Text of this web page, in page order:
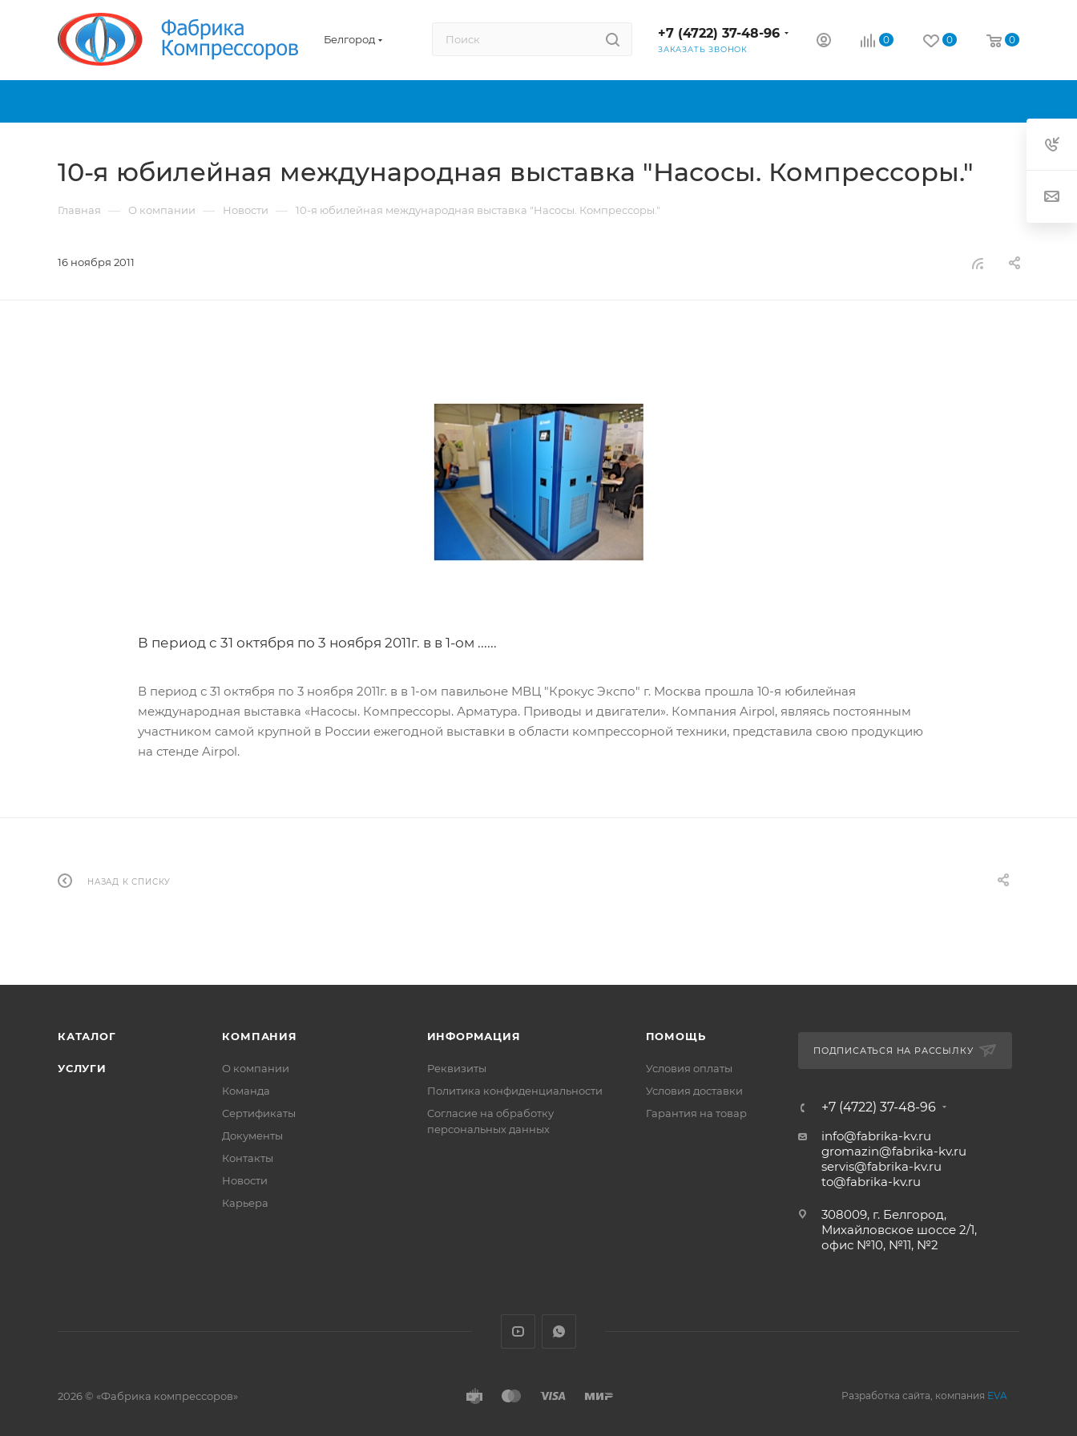
Белгород +7 (4722) 37-48-96
ЗАКАЗАТЬ ЗВОНОК
0 0 0
10-я юбилейная международная выставка "Насосы. Компрессоры."
Главная — О компании — Новости — 10-я юбилейная международная выставка "Насосы. Компрессоры."
16 ноября 2011
В период с 31 октября по 3 ноября 2011г. в в 1-ом ......
В период с 31 октября по 3 ноября 2011г. в в 1-ом павильоне МВЦ "Крокус Экспо" г. Москва прошла 10-я юбилейная
международная выставка «Насосы. Компрессоры. Арматура. Приводы и двигатели». Компания Airpol, являясь постоянным
участником самой крупной в России ежегодной выставки в области компрессорной техники, представила свою продукцию
на стенде Airpol.
НАЗАД К СПИСКУ
КАТАЛОГ
УСЛУГИ
КОМПАНИЯ
О компании
Команда
Сертификаты
Документы
Контакты
Новости
Карьера
ИНФОРМАЦИЯ
Реквизиты
Политика конфиденциальности
Cогласие на обработку
персональных данных
ПОМОЩЬ
Условия оплаты
Условия доставки
Гарантия на товар
ПОДПИСАТЬСЯ НА РАССЫЛКУ
+7 (4722) 37-48-96
info@fabrika-kv.ru
gromazin@fabrika-kv.ru
servis@fabrika-kv.ru
to@fabrika-kv.ru
308009, г. Белгород,
Михайловское шоссе 2/1,
офис №10, №11, №2
2026 © «Фабрика компрессоров» Разработка сайта, компания EVA